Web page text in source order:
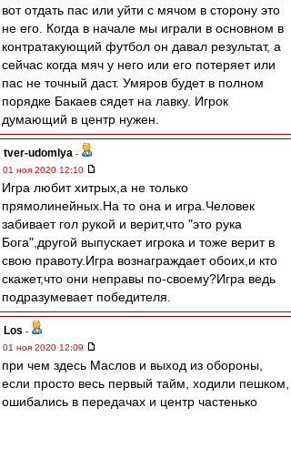
вот отдать пас или уйти с мячом в сторону это
не его. Когда в начале мы играли в основном в
контратакующий футбол он давал результат, а
сейчас когда мяч у него или его потеряет или
пас не точный даст. Умяров будет в полном
порядке Бакаев сядет на лавку. Игрок
думающий в центр нужен.
tver-udomlya -
01 ноя 2020 12:10
Игра любит хитрых,а не только
прямолинейных.На то она и игра.Человек
забивает гол рукой и верит,что "это рука
Бога",другой выпускает игрока и тоже верит в
свою правоту.Игра вознаграждает обоих,и кто
скажет,что они неправы по-своему?Игра ведь
подразумевает победителя.
Los -
01 ноя 2020 12:09
при чем здесь Маслов и выход из обороны,
если просто весь первый тайм, ходили пешком,
ошибались в передачах и центр частенько